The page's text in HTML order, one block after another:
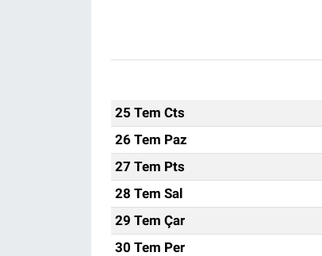
25 Tem Cts
26 Tem Paz
27 Tem Pts
28 Tem Sal
29 Tem Çar
30 Tem Per